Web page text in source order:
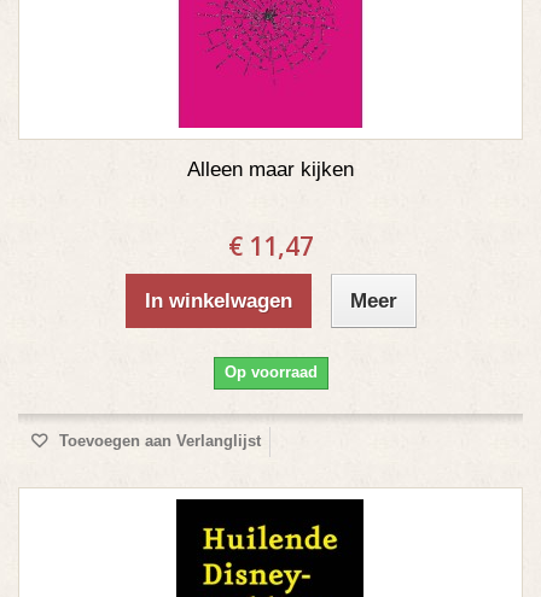
Alleen maar kijken
€ 11,47
In winkelwagen Meer
Op voorraad
Toevoegen aan Verlanglijst